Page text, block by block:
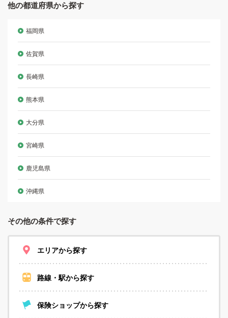
他の都道府県から探す
福岡県
佐賀県
長崎県
熊本県
大分県
宮崎県
鹿児島県
沖縄県
その他の条件で探す
エリアから探す
路線・駅から探す
保険ショップから探す